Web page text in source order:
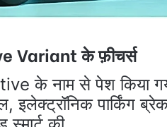
Variant के फ़ीचर्स
के नाम से पेश किया
इलेक्‍ट्रॉनिक पार्किंग